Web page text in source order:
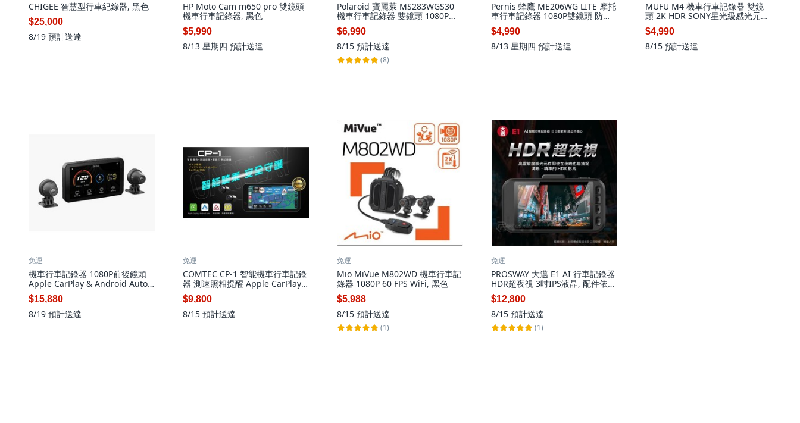
CHIGEE 智慧型行車紀錄器, 黑色
$25,000
8/19 預計送達
HP Moto Cam m650 pro 雙鏡頭
機車行車記錄器, 黑色
$5,990
8/13 星期四 預計送達
Polaroid 寶麗萊 MS283WGS30
機車行車記錄器 雙鏡頭 1080P
HDR GPS, 黑色
$6,990
8/15 預計送達
(8)
Pernis 蜂鷹 ME206WG LITE 摩托
車行車記錄器 1080P雙鏡頭 防水
WiFi GPS(選配), 黑色
$4,990
8/13 星期四 預計送達
MUFU M4 機車行車記錄器 雙鏡
頭 2K HDR SONY星光級感光元件
APP即時觀看, 黑色, M4 黑盒子
$4,990
8/15 預計送達
免運
機車行車記錄器 1080P前後鏡頭
Apple CarPlay & Android Auto
盲點偵測, 黑色, AIO-5 Lite
$15,880
8/19 預計送達
免運
COMTEC CP-1 智能機車行車記錄
器 測速照相提醒 Apple CarPlay
Android Auto, 黑色
$9,800
8/15 預計送達
免運
Mio MiVue M802WD 機車行車記
錄器 1080P 60 FPS WiFi, 黑色
$5,988
8/15 預計送達
(1)
免運
PROSWAY 大邁 E1 AI 行車記錄器
HDR超夜視 3吋IPS液晶, 配件依實
際包裝內容為主, 32GB
$12,800
8/15 預計送達
(1)